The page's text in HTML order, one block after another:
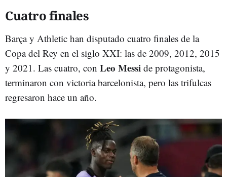
Cuatro finales
Barça y Athletic han disputado cuatro finales de la
Copa del Rey en el siglo XXI: las de 2009, 2012, 2015
y 2021. Las cuatro, con Leo Messi de protagonista,
terminaron con victoria barcelonista, pero las trifulcas
regresaron hace un año.